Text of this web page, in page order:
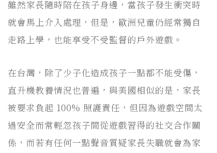
雖然家長隨時陪在孩子身邊，當孩子發生衝突時
就會馬上介入處理，但是，歐洲兒童仍經常獨自
走路上學，也能享受不受監督的戶外遊戲。
在台灣，除了少子化造成孩子一點都不能受傷，
直升機教養情況也普遍，與美國相似的是，家長
被要求負起 100% 照護責任，但因為遊戲空間太
過安全而常輕忽孩子間從遊戲習得的社交合作關
係，而若有任何一點聲音質疑家長失職就會為家